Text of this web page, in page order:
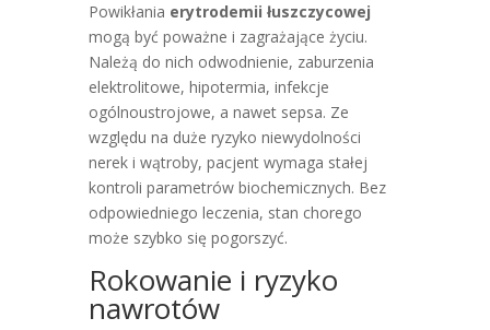
Powikłania erytrodemii łuszczycowej
mogą być poważne i zagrażające życiu.
Należą do nich odwodnienie, zaburzenia
elektrolitowe, hipotermia, infekcje
ogólnoustrojowe, a nawet sepsa. Ze
względu na duże ryzyko niewydolności
nerek i wątroby, pacjent wymaga stałej
kontroli parametrów biochemicznych. Bez
odpowiedniego leczenia, stan chorego
może szybko się pogorszyć.
Rokowanie i ryzyko
nawrotów